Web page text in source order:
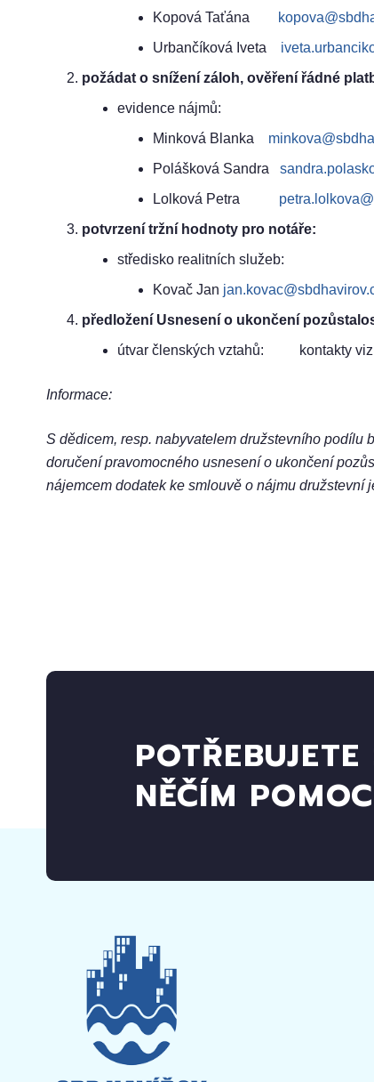
Kopová Taťána
Urbančíková Iveta
požádat o snížení záloh, ověření řádné
evidence nájmů:
Minková Blanka
Polášková Sandra
Lolková Petra
potvrzení tržní hodnoty pro notáře:
středisko realitních služeb:
Kovač Jan
předložení Usnesení o ukončení
útvar členských vztahů: kontakty
Informace:
S dědicem, resp. nabyvatelem družstevního podílu
doručení pravomocného usnesení o ukončení
nájemcem dodatek ke smlouvě o nájmu družstevní
POTŘEBUJETE
NĚČÍM